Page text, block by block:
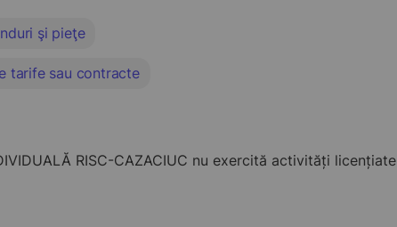
şi pieţe
tarife sau contracte
RISC-CAZACIUC nu exercită activități licențiate